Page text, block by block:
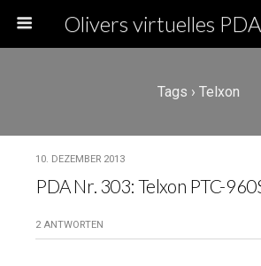
Tags › Telxon
10. DEZEMBER 2013
PDA Nr. 303: Telxon PTC-
2 ANTWORTEN